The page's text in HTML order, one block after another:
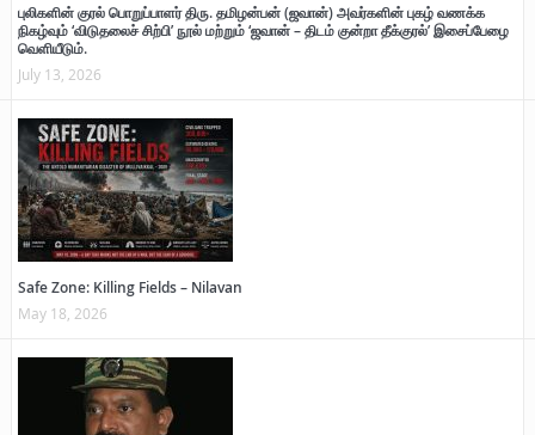
புலிகளின் குரல் பொறுப்பாளர் திரு. தமிழன்பன் (ஜவான்) அவர்களின் புகழ் வணக்க
நிகழ்வும் ‘விடுதலைச் சிற்பி’ நூல் மற்றும் ‘ஜவான் – திடம் குன்றா தீக்குரல்’ இசைப்பேழை
வெளியீடும்.
July 13, 2026
Safe Zone: Killing Fields – Nilavan
May 18, 2026